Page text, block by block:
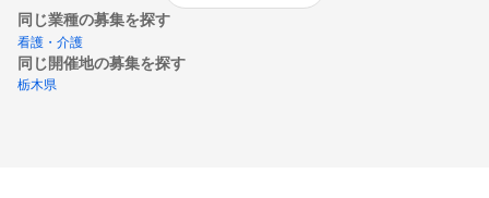
同じ業種の募集を探す
看護・介護
同じ開催地の募集を探す
栃木県